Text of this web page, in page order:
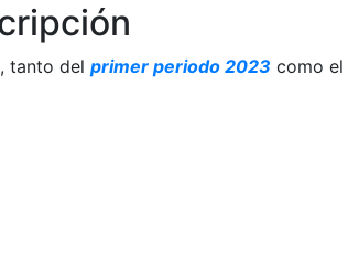
tanto del primer periodo 2023 como el